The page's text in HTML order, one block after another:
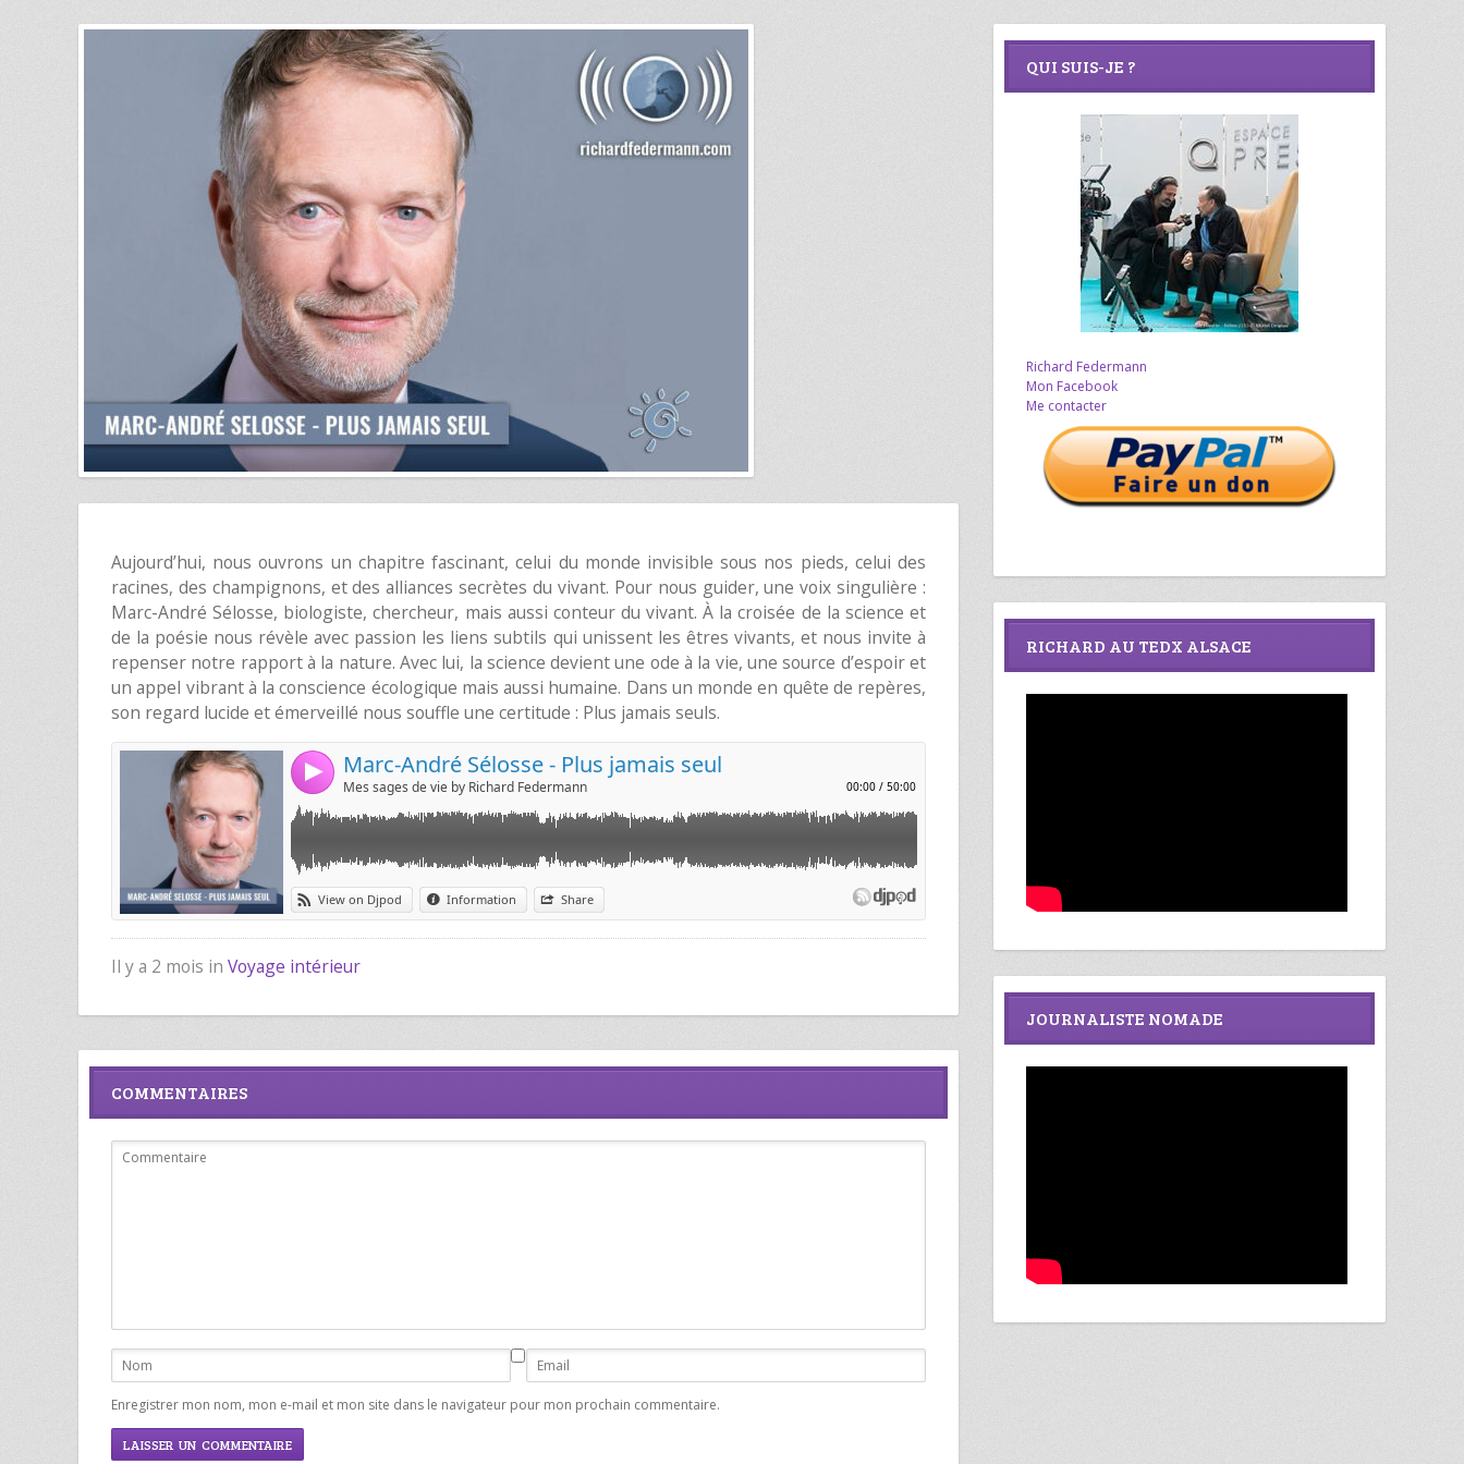
Aujourd’hui, nous ouvrons un chapitre fascinant, celui du monde invisible sous nos pieds, celui des
racines, des champignons, et des alliances secrètes du vivant. Pour nous guider, une voix singulière :
Marc-André Sélosse, biologiste, chercheur, mais aussi conteur du vivant. À la croisée de la science et
de la poésie nous révèle avec passion les liens subtils qui unissent les êtres vivants, et nous invite à
repenser notre rapport à la nature. Avec lui, la science devient une ode à la vie, une source d’espoir et
un appel vibrant à la conscience écologique mais aussi humaine. Dans un monde en quête de repères,
son regard lucide et émerveillé nous souffle une certitude : Plus jamais seuls.
Il y a 2 mois in Voyage intérieur
COMMENTAIRES
Enregistrer mon nom, mon e-mail et mon site dans le navigateur pour mon prochain commentaire.
QUI SUIS-JE ?
Richard Federmann
Mon Facebook
Me contacter
RICHARD AU TEDX ALSACE
JOURNALISTE NOMADE